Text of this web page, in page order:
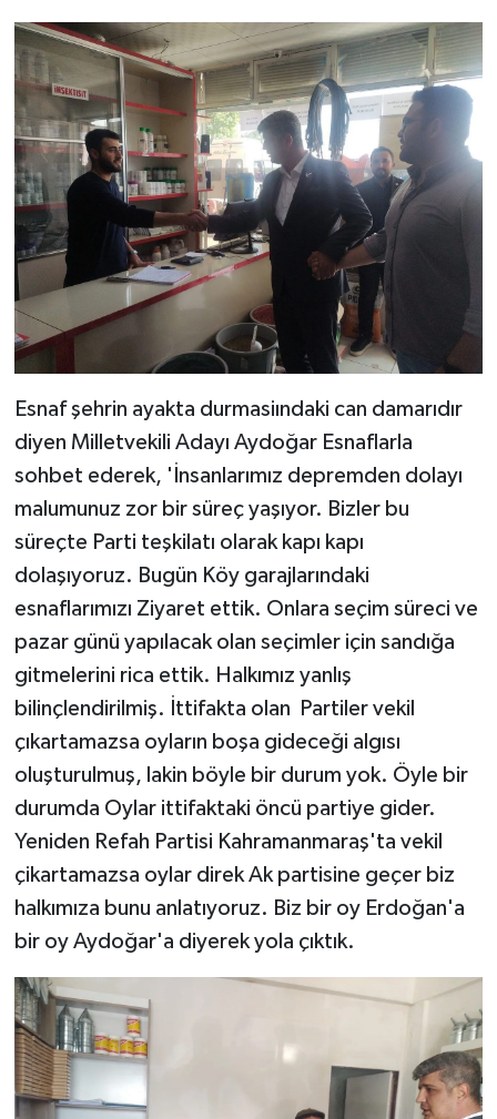
Esnaf şehrin ayakta durmasiındaki can damarıdır
diyen Milletvekili Adayı Aydoğar Esnaflarla
sohbet ederek, 'İnsanlarımız depremden dolayı
malumunuz zor bir süreç yaşıyor. Bizler bu
süreçte Parti teşkilatı olarak kapı kapı
dolaşıyoruz. Bugün Köy garajlarındaki
esnaflarımızı Ziyaret ettik. Onlara seçim süreci ve
pazar günü yapılacak olan seçimler için sandığa
gitmelerini rica ettik. Halkımız yanlış
bilinçlendirilmiş. İttifakta olan Partiler vekil
çıkartamazsa oyların boşa gideceği algısı
oluşturulmuş, lakin böyle bir durum yok. Öyle bir
durumda Oylar ittifaktaki öncü partiye gider.
Yeniden Refah Partisi Kahramanmaraş'ta vekil
çikartamazsa oylar direk Ak partisine geçer biz
halkımıza bunu anlatıyoruz. Biz bir oy Erdoğan'a
bir oy Aydoğar'a diyerek yola çıktık.